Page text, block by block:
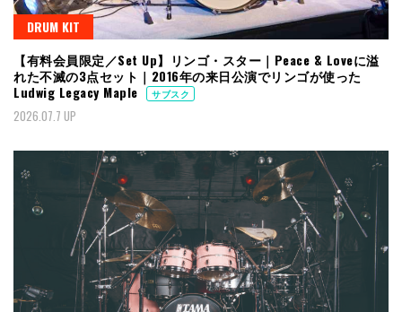
DRUM KIT
【有料会員限定／Set Up】リンゴ・スター｜Peace & Loveに溢
れた不滅の3点セット｜2016年の来日公演でリンゴが使った
Ludwig Legacy Maple
サブスク
2026.07.7 UP